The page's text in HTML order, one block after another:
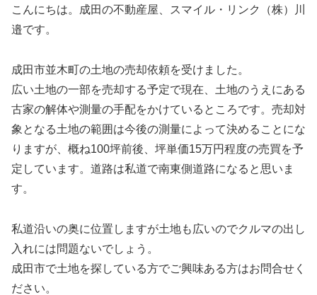
こんにちは。成田の不動産屋、スマイル・リンク（株）川
邉です。
成田市並木町の土地の売却依頼を受けました。
広い土地の一部を売却する予定で現在、土地のうえにある
古家の解体や測量の手配をかけているところです。売却対
象となる土地の範囲は今後の測量によって決めることにな
りますが、概ね100坪前後、坪単価15万円程度の売買を予
定しています。道路は私道で南東側道路になると思いま
す。
私道沿いの奥に位置しますが土地も広いのでクルマの出し
入れには問題ないでしょう。
成田市で土地を探している方でご興味ある方はお問合せく
ださい。